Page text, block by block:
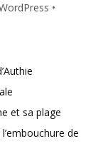
•
et sa plage
de